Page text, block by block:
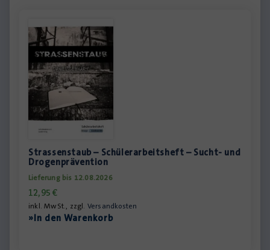
Strassenstaub – Schülerarbeitsheft – Sucht- und
Drogenprävention
Lieferung bis 12.08.2026
12,95€
inkl. MwSt., zzgl. Versandkosten
»In den Warenkorb